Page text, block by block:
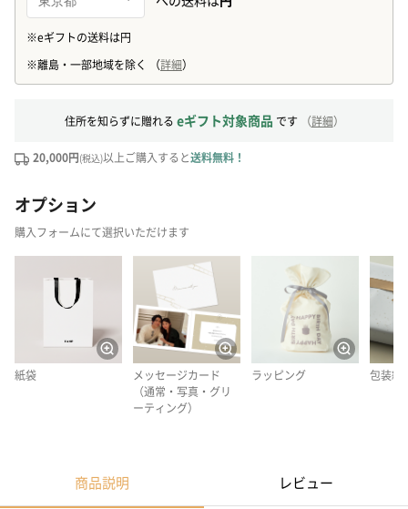
住所を知らずに贈れる eギフト対象商品 です （詳細）
20,000円(税込)以上ご購入すると送料無料！
オプション
購入フォームにて選択いただけます
紙袋
メッセージカード
（通常・写真・グリ
ーティング）
ラッピング 包装紙
商品説明 レビュー